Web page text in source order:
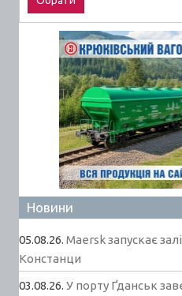
Новини
05.08.26. Maersk запускає
Констанци
03.08.26. У порту Ґданськ